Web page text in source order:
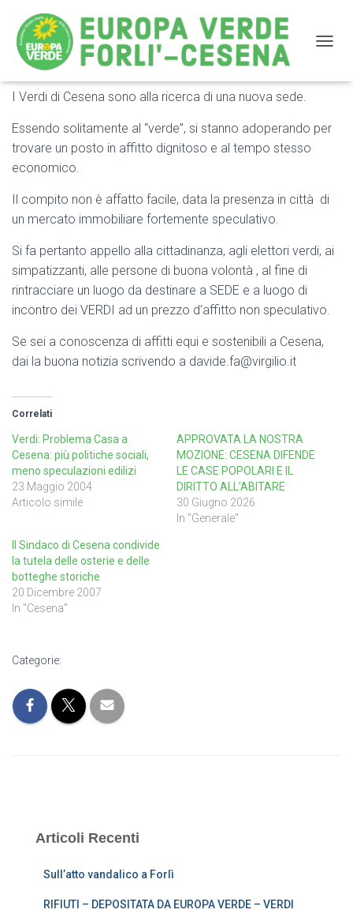
I Verdi di Cesena cercano una nuova sede
I Verdi di Cesena sono alla ricerca di una nuova sede.
Essendo solitamente al “verde”, si stanno adoperando per
trovare un posto in affitto dignitoso e al tempo stesso
economico.
Il compito non è affatto facile, data la presenza in città di
un mercato immobiliare fortemente speculativo.
Si fa pertanto appello alla cittadinanza, agli elettori verdi, ai
simpatizzanti, alle persone di buona volontà , al fine di
rintracciare un luogo da destinare a SEDE e a luogo di
incontro dei VERDI ad un prezzo d’affitto non speculativo.
Se sei a conoscenza di affitti equi e sostenibili a Cesena,
dai la buona notizia scrivendo a davide.fa@virgilio.it
Correlati
Verdi: Problema Casa a
Cesena: più politiche sociali,
meno speculazioni edilizi
23 Maggio 2004
Articolo simile
APPROVATA LA NOSTRA
MOZIONE: CESENA DIFENDE
LE CASE POPOLARI E IL
DIRITTO ALL’ABITARE
30 Giugno 2026
In "Generale"
Il Sindaco di Cesena condivide
la tutela delle osterie e delle
botteghe storiche
20 Dicembre 2007
In "Cesena"
Categorie:
Articoli Recenti
Sull’atto vandalico a Forlì
RIFIUTI – DEPOSITATA DA EUROPA VERDE – VERDI